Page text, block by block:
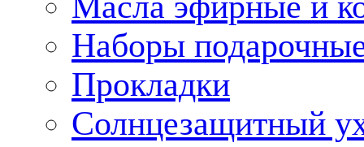
Наборы
Прокладки
Солнцезащитный